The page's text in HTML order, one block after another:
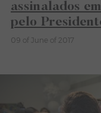
assinalados
pelo
09 of June of 2017